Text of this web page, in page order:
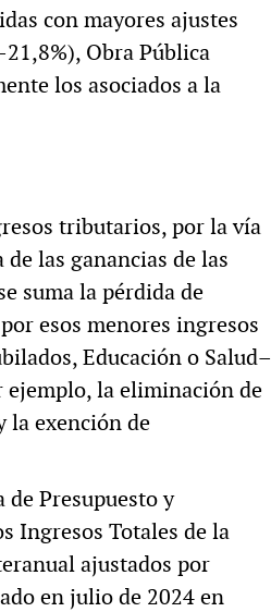
con mayores ajustes
Obra Pública
los asociados a la
tributarios, por la vía
las ganancias de las
suma la pérdida de
esos menores ingresos
Educación o Salud–
ejemplo, la eliminación de
la exención de
Presupuesto y
Ingresos Totales de la
ajustados por
en julio de 2024 en